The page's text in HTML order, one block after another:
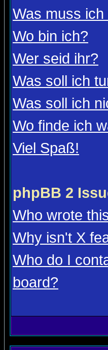
Was muss
Wo bin ich?
Wer seid ihr?
Was soll ich
Was soll ich
Wo finde ich
Viel Spaß!
phpBB 2
Who wrote
Why isn't X
Who do I
board?